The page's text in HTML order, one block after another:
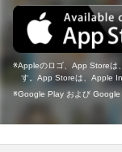
Appleのロゴ、App Storeは
す。App Storeは、Apple
Google Play および Google